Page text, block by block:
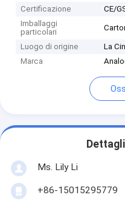
Certificazione
CE/
Imballaggi
particolari
Luogo di origine
La
Marca
Ms. Lily Li
+86-15015295779